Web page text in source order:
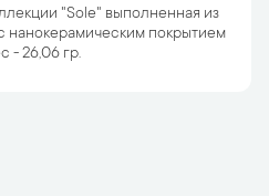
"Sole" выполненная из
нанокерамическим покрытием
- 26,06 гр.